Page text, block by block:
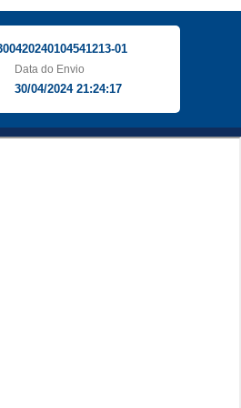
01
Data do Envio
30/04/2024 21:24:17